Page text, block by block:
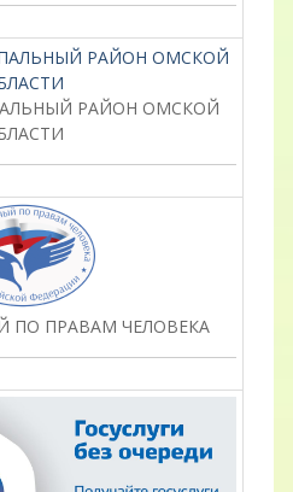
РАЙОН ОМСКОЙ
ПО ПРАВАМ ЧЕЛОВЕКА